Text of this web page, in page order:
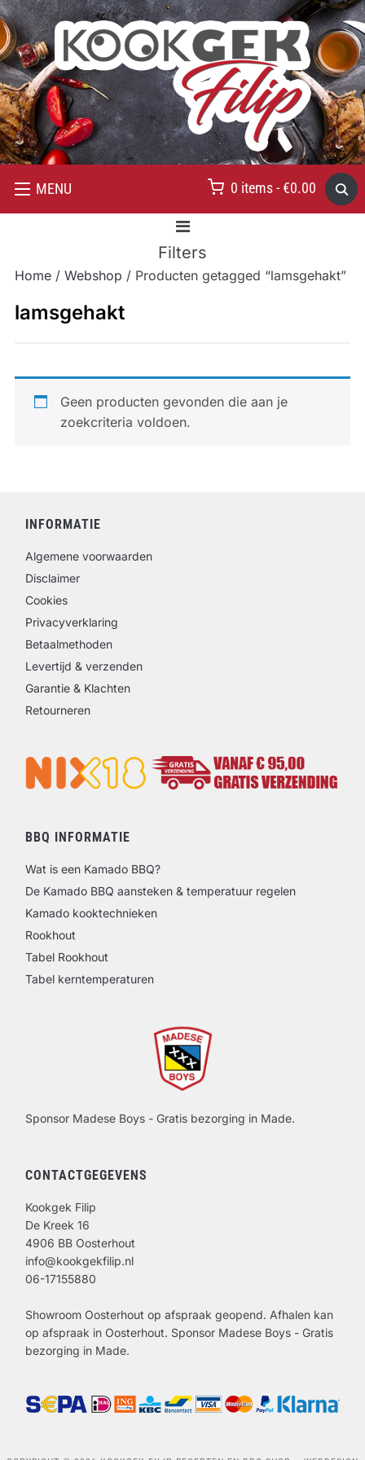
MENU 0 items - €0.00
Filters
Home/ Webshop / Producten getagged “lamsgehakt”
lamsgehakt
Geen producten gevonden die aan je
zoekcriteria voldoen.
INFORMATIE
Algemene voorwaarden
Disclaimer
Cookies
Privacyverklaring
Betaalmethoden
Levertijd & verzenden
Garantie & Klachten
Retourneren
BBQ INFORMATIE
Wat is een Kamado BBQ?
De Kamado BBQ aansteken & temperatuur regelen
Kamado kooktechnieken
Rookhout
Tabel Rookhout
Tabel kerntemperaturen
Sponsor Madese Boys - Gratis bezorging in Made.
CONTACTGEGEVENS
Kookgek Filip
De Kreek 16
4906 BB Oosterhout
info@kookgekfilip.nl
06-17155880
Showroom Oosterhout op afspraak geopend. Afhalen kan
op afspraak in Oosterhout. Sponsor Madese Boys - Gratis
bezorging in Made.